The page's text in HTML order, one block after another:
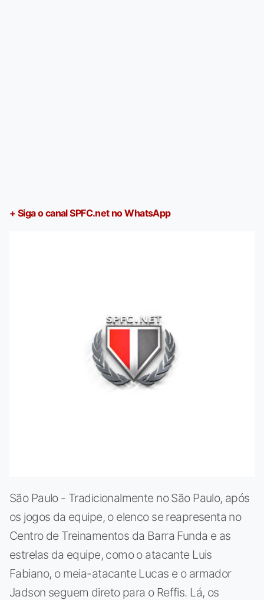
+ Siga o canal SPFC.net no WhatsApp
São Paulo - Tradicionalmente no São Paulo, após
os jogos da equipe, o elenco se reapresenta no
Centro de Treinamentos da Barra Funda e as
estrelas da equipe, como o atacante Luis
Fabiano, o meia-atacante Lucas e o armador
Jadson seguem direto para o Reffis. Lá, os